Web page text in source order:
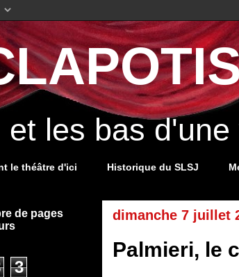
les bas
le théâtre d'ici Historique du SLSJ
dimanche 7 juillet
Palmieri, le
de pages
3